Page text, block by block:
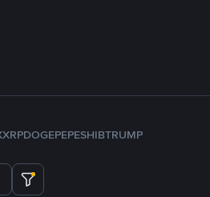
XRPDOGEPEPESHIBTRUMP